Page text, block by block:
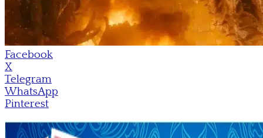
Facebook
X
Telegram
WhatsApp
Pinterest